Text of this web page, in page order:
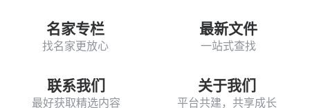
名家专栏
找名家更放心
最新文件
一站式查找
联系我们
最好获取精选内容
关于我们
平台共建，共享成长